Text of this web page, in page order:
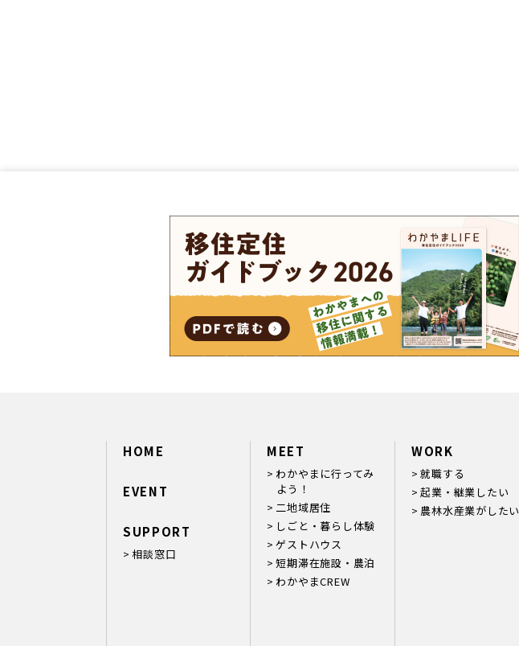
HOME
EVENT
SUPPORT
相談窓口
MEET
わかやまに行ってみ
よう！
二地域居住
しごと・暮らし体験
ゲストハウス
短期滞在施設・農泊
わかやまCREW
WORK
就職する
起業・継業したい
農林水産業がしたい